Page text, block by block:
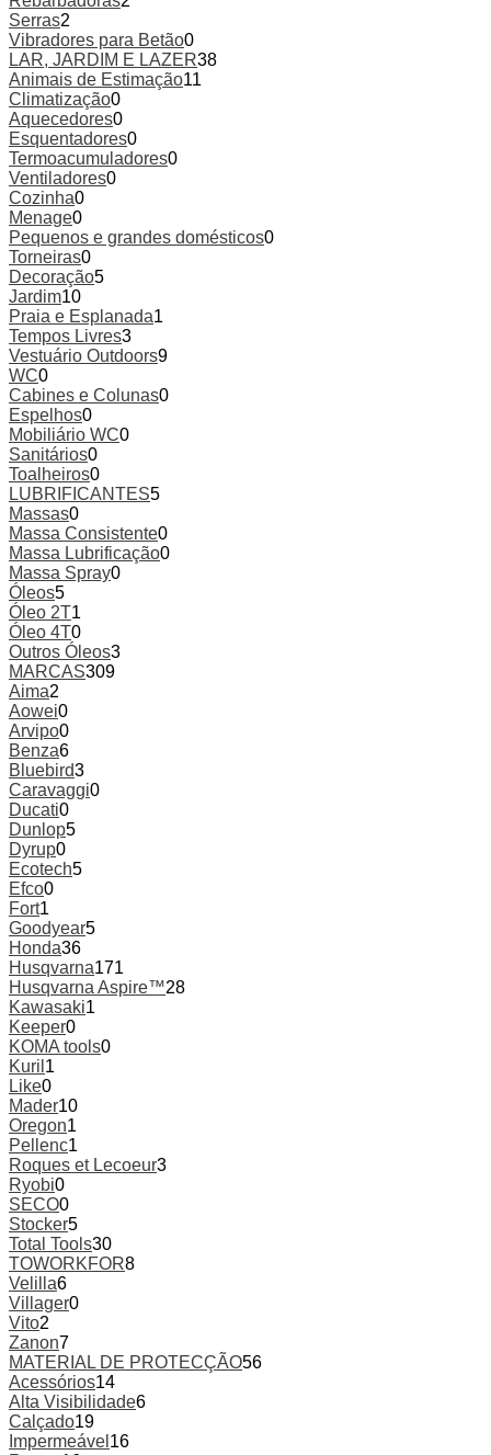
Serras2
Vibradores para Betão0
LAR, JARDIM E LAZER38
Animais de Estimação11
Climatização0
Aquecedores0
Esquentadores0
Termoacumuladores0
Ventiladores0
Cozinha0
Menage0
Pequenos e grandes domésticos0
Torneiras0
Decoração5
Jardim10
Praia e Esplanada1
Tempos Livres3
Vestuário Outdoors9
WC0
Cabines e Colunas0
Espelhos0
Mobiliário WC0
Sanitários0
Toalheiros0
LUBRIFICANTES5
Massas0
Massa Consistente0
Massa Lubrificação0
Massa Spray0
Óleos5
Óleo 2T1
Óleo 4T0
Outros Óleos3
MARCAS309
Aima2
Aowei0
Arvipo0
Benza6
Bluebird3
Caravaggi0
Ducati0
Dunlop5
Dyrup0
Ecotech5
Efco0
Fort1
Goodyear5
Honda36
Husqvarna171
Husqvarna Aspire™28
Kawasaki1
Keeper0
KOMA tools0
Kuril 1
Like0
Mader10
Oregon1
Pellenc1
Roques et Lecoeur3
Ryobi0
SECO0
Stocker5
Total Tools30
TOWORKFOR8
Velilla6
Villager0
Vito2
Zanon7
MATERIAL DE PROTECÇÃO56
Acessórios14
Alta Visibilidade6
Calçado19
Impermeável 16